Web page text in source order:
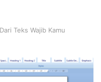
Teks Wajib Kamu